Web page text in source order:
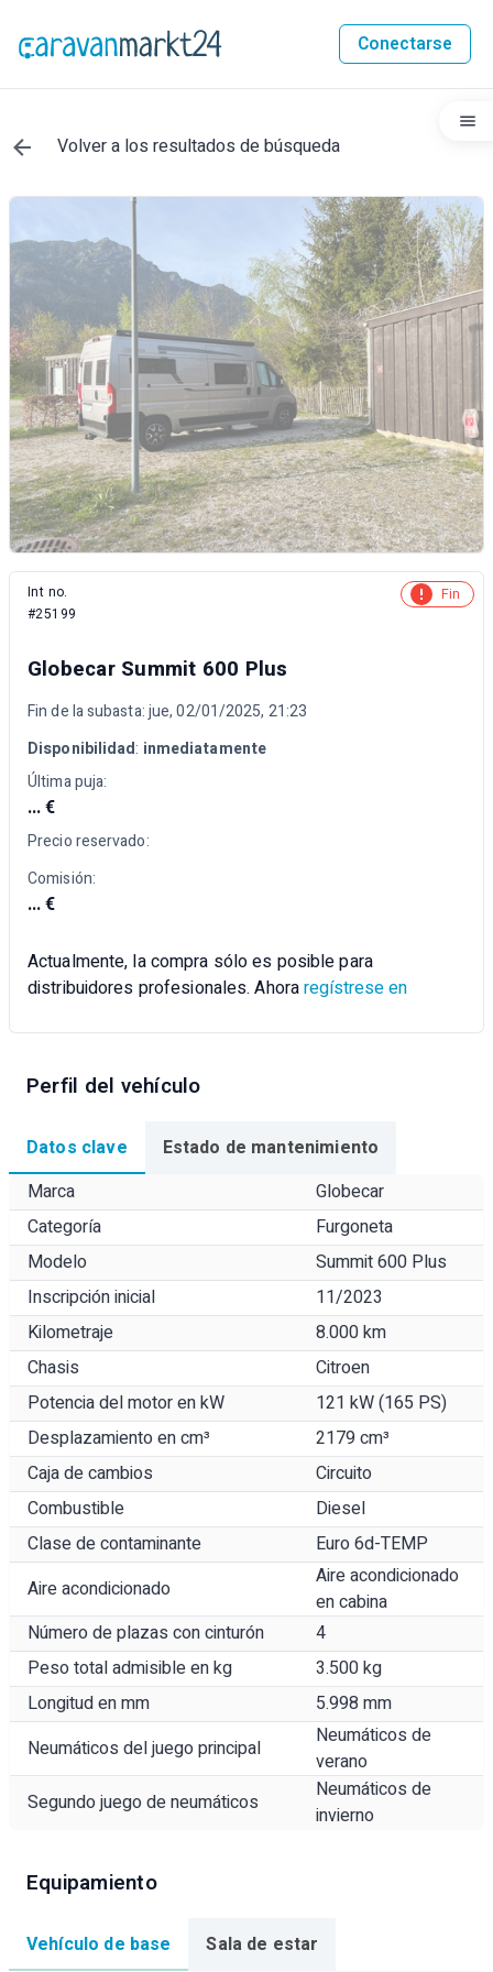
Conectarse
Volver a los resultados de búsqueda
Int no.
#25199
Fin
Globecar Summit 600 Plus
Fin de la subasta: jue, 02/01/2025, 21:23
Disponibilidad: inmediatamente
Última puja:
... €
Precio reservado:
Comisión:
... €
Actualmente, la compra sólo es posible para
distribuidores profesionales. Ahoraregístrese en
Perfil del vehículo
Datos clave
Estado de mantenimiento
Marca
Globecar
Categoría
Furgoneta
Modelo
Summit 600 Plus
Inscripción inicial
11/2023
Kilometraje
8.000 km
Chasis
Citroen
Potencia del motor en kW
121 kW (165 PS)
Desplazamiento en cm³
2179 cm³
Caja de cambios
Circuito
Combustible
Diesel
Clase de contaminante
Euro 6d-TEMP
Aire acondicionado
Aire acondicionado
en cabina
Número de plazas con cinturón
4
Peso total admisible en kg
3.500 kg
Longitud en mm
5.998 mm
Neumáticos del juego principal
Neumáticos de
verano
Segundo juego de neumáticos
Neumáticos de
invierno
Equipamiento
Vehículo de base Sala de estar